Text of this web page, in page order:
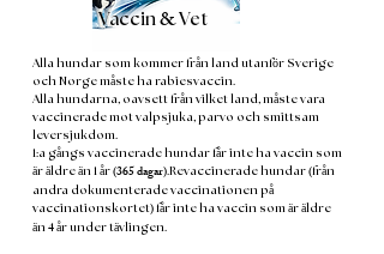
Vaccin &Vet
Alla hundar som kommer från land utanför Sverige
och Norge måste ha rabiesvaccin.
Alla hundarna, oavsett från vilket land, måste vara
vaccinerade mot valpsjuka, parvo och smittsam
leversjukdom.
1:a gångs vaccinerade hundar får inte ha vaccin som
är äldre än 1 år (365 dagar).Revaccinerade hundar (från
andra dokumenterade vaccinationen på
vaccinationskortet) får inte ha vaccin som är äldre
än 4 år under tävlingen.